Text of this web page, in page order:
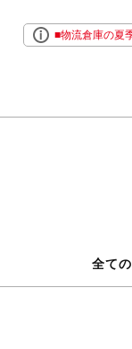
■物流倉庫の夏
全て